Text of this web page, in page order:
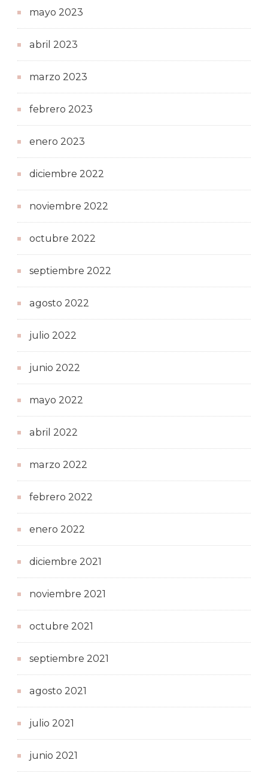
mayo 2023
abril 2023
marzo 2023
febrero 2023
enero 2023
diciembre 2022
noviembre 2022
octubre 2022
septiembre 2022
agosto 2022
julio 2022
junio 2022
mayo 2022
abril 2022
marzo 2022
febrero 2022
enero 2022
diciembre 2021
noviembre 2021
octubre 2021
septiembre 2021
agosto 2021
julio 2021
junio 2021